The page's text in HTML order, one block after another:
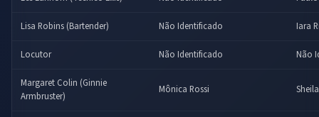
Lisa Robins (Bartender) Não Identificado Iara
Locutor Não Identificado Não
Margaret Colin (Ginnie
Armbruster)
Mônica Rossi